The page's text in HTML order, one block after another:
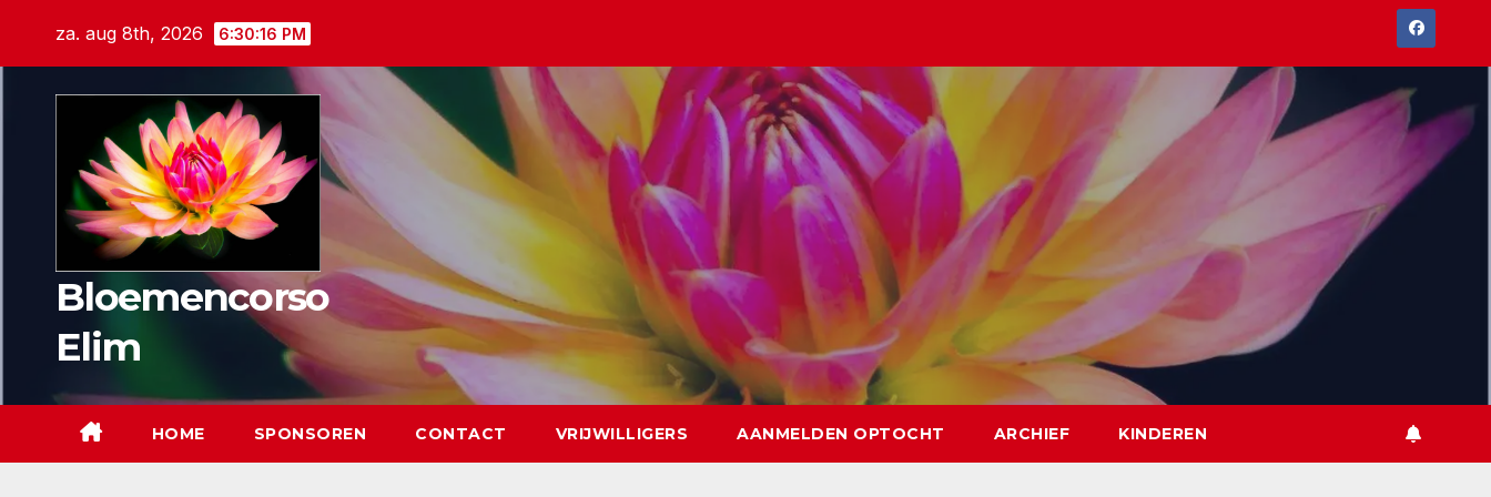
za. aug 8th, 2026 6:30:17 PM
Bloemencorso
Elim
HOME SPONSOREN CONTACT VRIJWILLIGERS AANMELDEN OPTOCHT ARCHIEF KINDEREN